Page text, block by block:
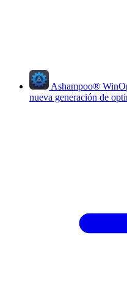
Ashampoo®
nueva generación de